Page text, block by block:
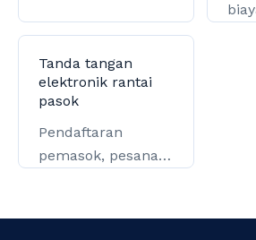
penyelesaian.
Tanda tangan
elektronik rantai
pasok
Pendaftaran
pemasok, pesanan,